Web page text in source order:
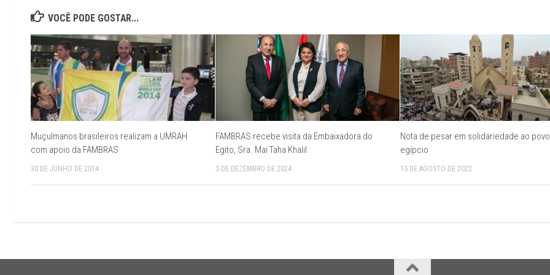
VOCÊ PODE GOSTAR...
Muçulmanos brasileiros realizam a UMRAH
com apoio da FAMBRAS
30 DE JUNHO DE 2014
FAMBRAS recebe visita da Embaixadora do
Egito, Sra. Mai Taha Khalil
5 DE DEZEMBRO DE 2024
Nota de pesar em solidariedade ao povo
egípcio
15 DE AGOSTO DE 2022